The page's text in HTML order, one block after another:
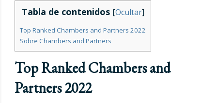
Tabla de contenidos [Ocultar]
Top Ranked Chambers and Partners 2022
Sobre Chambers and Partners
Top Ranked Chambers and
Partners 2022